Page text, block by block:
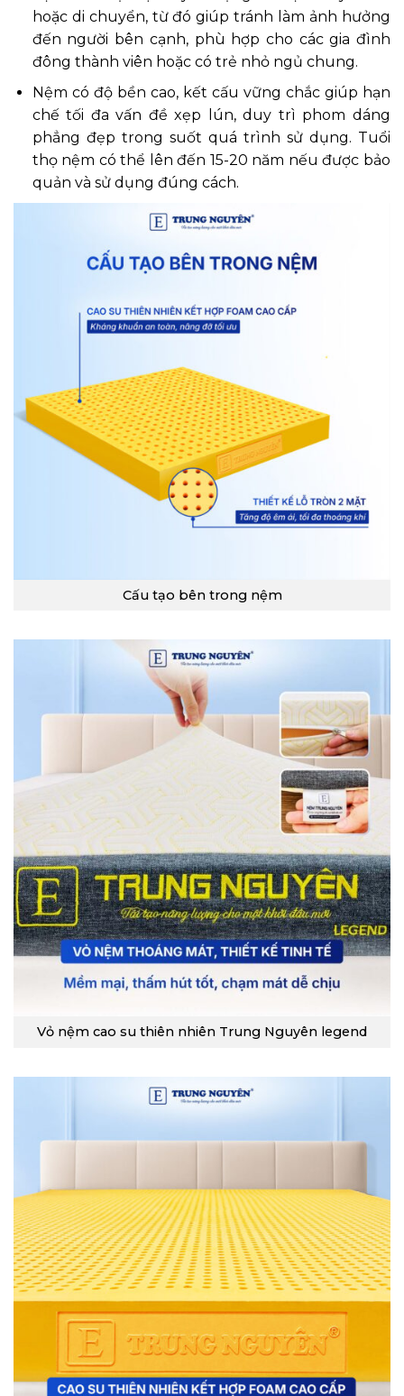
hoặc di chuyển, từ đó giúp tránh làm ảnh hưởng
đến người bên cạnh, phù hợp cho các gia đình
đông thành viên hoặc có trẻ nhỏ ngủ chung.
Nệm có độ bền cao, kết cấu vững chắc giúp hạn
chế tối đa vấn đề xẹp lún, duy trì phom dáng
phẳng đẹp trong suốt quá trình sử dụng. Tuổi
thọ nệm có thể lên đến 15-20 năm nếu được bảo
quản và sử dụng đúng cách.
Cấu tạo bên trong nệm
Vỏ nệm cao su thiên nhiên Trung Nguyên legend